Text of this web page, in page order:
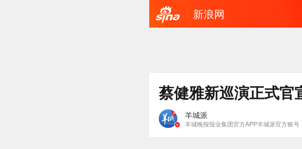
新浪网
蔡健雅新巡演正式官
羊城派
羊城晚报报业集团官方APP羊城派官方账号